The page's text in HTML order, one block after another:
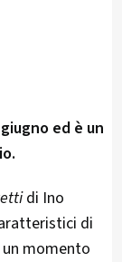
ed è un
di Ino
di
un momento